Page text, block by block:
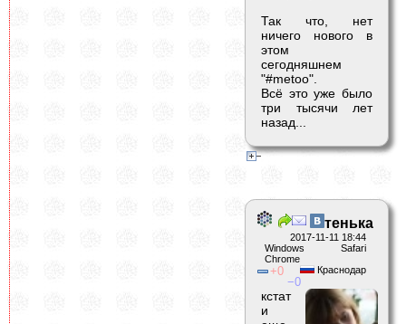
Так что, нет
ничего нового в
этом
сегодняшнем
"#metoo".
Всё это уже было
три тысячи лет
назад...
2017-11-11 18:44
Windows Safari
Chrome
Краснодар
0
0
тенька
кстат
и